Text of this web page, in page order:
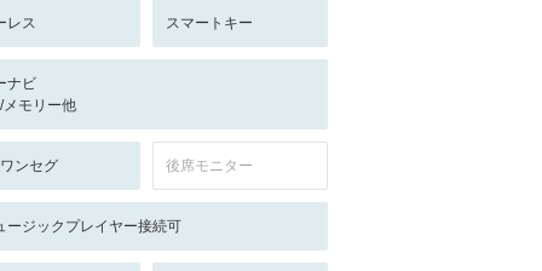
レス スマートキー
ナビ
メモリー他
ンセグ 後席モニター
ージックプレイヤー接続可